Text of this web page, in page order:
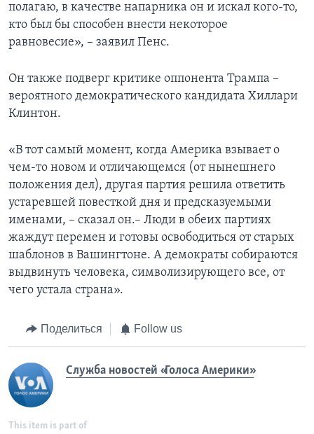
полагаю, в качестве напарника он и искал кого-то,
кто был бы способен внести некоторое
равновесие», – заявил Пенс.
Он также подверг критике оппонента Трампа –
вероятного демократического кандидата Хиллари
Клинтон.
«В тот самый момент, когда Америка взывает о
чем-то новом и отличающемся (от нынешнего
положения дел), другая партия решила ответить
устаревшей повесткой дня и предсказуемыми
именами, – сказал он.– Люди в обеих партиях
жаждут перемен и готовы освободиться от старых
шаблонов в Вашингтоне. А демократы собираются
выдвинуть человека, символизирующего все, от
чего устала страна».
Поделиться Follow us
Служба новостей «Голоса Америки»
This item is part of